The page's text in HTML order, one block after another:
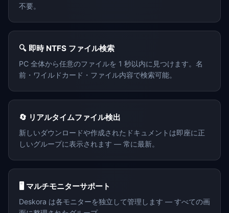
不要。
🔍 即時 NTFS ファイル検索
PC 全体から任意のファイルを 1 秒以内に見つけます。名
前・ワイルドカード・ファイル内容で検索可能。
🔄 リアルタイムファイル検出
新しいダウンロードや作成されたドキュメントは即座に正
しいグループに表示されます — 常に最新。
🖥️ マルチモニターサポート
Deskora は各モニターを独立して管理します — すべての画